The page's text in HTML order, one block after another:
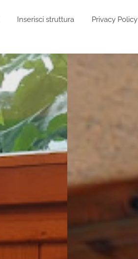
Inserisci struttura Privacy Policy